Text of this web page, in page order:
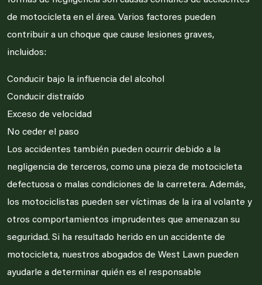
de motocicleta en el área. Varios factores pueden
contribuir a un choque que cause lesiones graves,
incluidos:
Conducir bajo la influencia del alcohol
Conducir distraído
Exceso de velocidad
No ceder el paso
Los accidentes también pueden ocurrir debido a la
negligencia de terceros, como una pieza de motocicleta
defectuosa o malas condiciones de la carretera. Además,
los motociclistas pueden ser víctimas de la ira al volante y
otros comportamientos imprudentes que amenazan su
seguridad. Si ha resultado herido en un accidente de
motocicleta, nuestros abogados de West Lawn pueden
ayudarle a determinar quién es el responsable